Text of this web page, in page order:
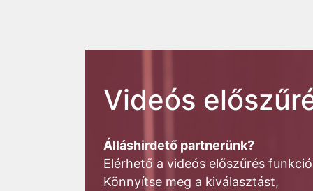
Videós
Álláshirdető partnerünk?
Elérhető a videós előszűrés
Könnyítse meg a kiválasztást,